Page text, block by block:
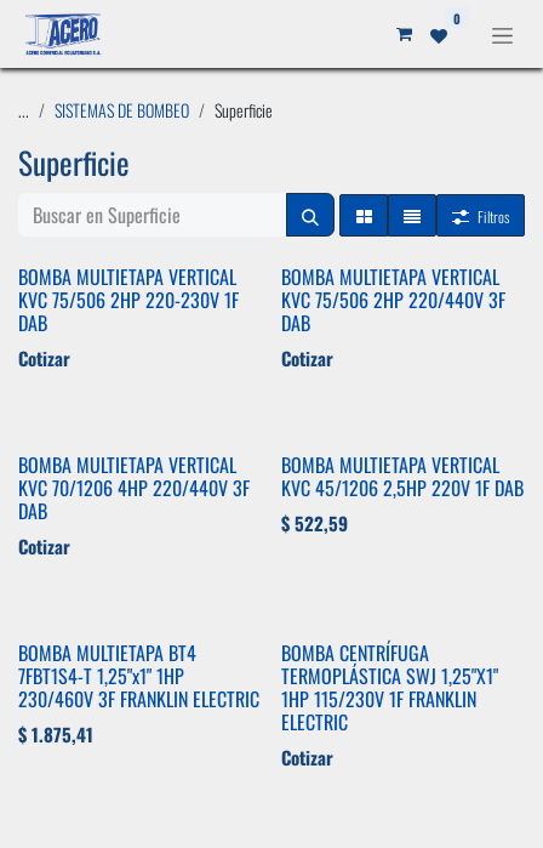
Ir al contenido 0
... SISTEMAS DE BOMBEO Superficie
Superficie
Filtros
BOMBA MULTIETAPA VERTICAL
KVC 75/506 2HP 220-230V 1F
DAB
Cotizar
BOMBA MULTIETAPA VERTICAL
KVC 75/506 2HP 220/440V 3F
DAB
Cotizar
BOMBA MULTIETAPA VERTICAL
KVC 70/1206 4HP 220/440V 3F
DAB
Cotizar
BOMBA MULTIETAPA VERTICAL
KVC 45/1206 2,5HP 220V 1F DAB
$522,59
BOMBA MULTIETAPA BT4
7FBT1S4-T 1,25"x1" 1HP
230/460V 3F FRANKLIN ELECTRIC
$1.875,41
BOMBA CENTRÍFUGA
TERMOPLÁSTICA SWJ 1,25"X1"
1HP 115/230V 1F FRANKLIN
ELECTRIC
Cotizar